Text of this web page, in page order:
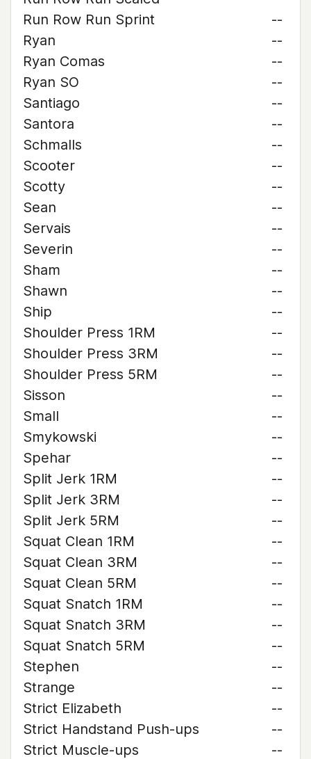
Run Row Run Sprint
--
Ryan
--
Ryan Comas
--
Ryan SO
--
Santiago
--
Santora
--
Schmalls
--
Scooter
--
Scotty
--
Sean
--
Servais
--
Severin
--
Sham
--
Shawn
--
Ship
--
Shoulder Press 1RM
--
Shoulder Press 3RM
--
Shoulder Press 5RM
--
Sisson
--
Small
--
Smykowski
--
Spehar
--
Split Jerk 1RM
--
Split Jerk 3RM
--
Split Jerk 5RM
--
Squat Clean 1RM
--
Squat Clean 3RM
--
Squat Clean 5RM
--
Squat Snatch 1RM
--
Squat Snatch 3RM
--
Squat Snatch 5RM
--
Stephen
--
Strange
--
Strict Elizabeth
--
Strict Handstand Push-ups
--
Strict Muscle-ups
--